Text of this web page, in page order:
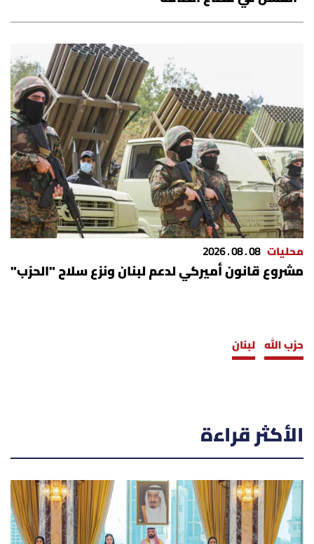
محليات 08 . 08 . 2026
مشروع قانون أميركي لدعم لبنان ونزع سلاح "الحزب"
حزب الله لبنان
الأكثر قراءة